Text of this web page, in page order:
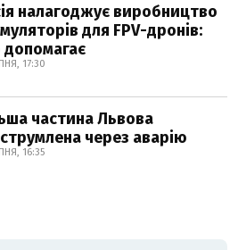
налагоджує виробництво
для FPV-дронів:
допомагає
17:30
частина Львова
через аварію
16:35